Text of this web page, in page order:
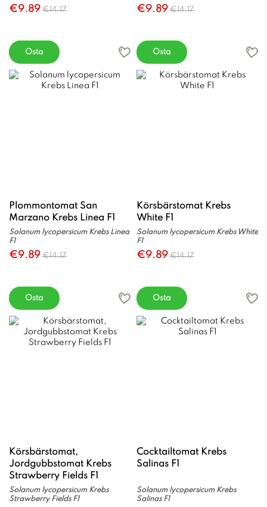
€9.89 €14.17
Osta
€9.89 €14.17
Osta
Plommontomat San
Marzano Krebs Linea F1
Solanum lycopersicum Krebs Linea
F1
€9.89 €14.17
Osta
Körsbärstomat Krebs
White F1
Solanum lycopersicum Krebs White
F1
€9.89 €14.17
Osta
Körsbärstomat,
Jordgubbstomat Krebs
Strawberry Fields F1
Solanum lycopersicum Krebs
Strawberry Fields F1
Cocktailtomat Krebs
Salinas F1
Solanum lycopersicum Krebs
Salinas F1